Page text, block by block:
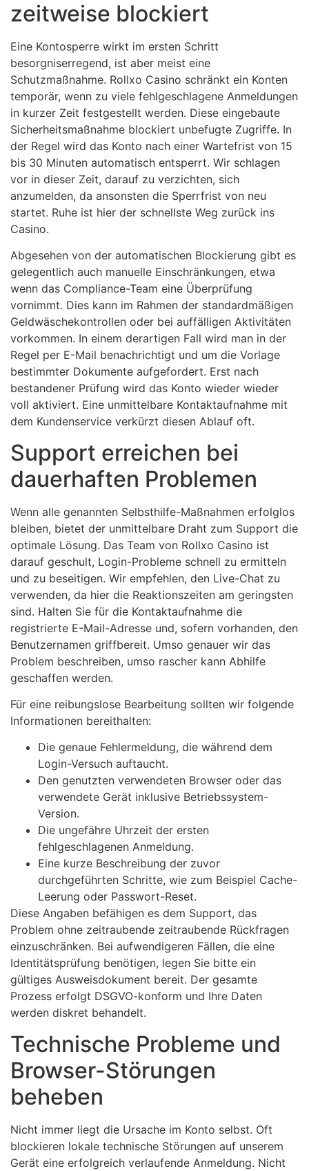
zeitweise blockiert
Eine Kontosperre wirkt im ersten Schritt
besorgniserregend, ist aber meist eine
Schutzmaßnahme. Rollxo Casino schränkt ein Konten
temporär, wenn zu viele fehlgeschlagene Anmeldungen
in kurzer Zeit festgestellt werden. Diese eingebaute
Sicherheitsmaßnahme blockiert unbefugte Zugriffe. In
der Regel wird das Konto nach einer Wartefrist von 15
bis 30 Minuten automatisch entsperrt. Wir schlagen
vor in dieser Zeit, darauf zu verzichten, sich
anzumelden, da ansonsten die Sperrfrist von neu
startet. Ruhe ist hier der schnellste Weg zurück ins
Casino.
Abgesehen von der automatischen Blockierung gibt es
gelegentlich auch manuelle Einschränkungen, etwa
wenn das Compliance-Team eine Überprüfung
vornimmt. Dies kann im Rahmen der standardmäßigen
Geldwäschekontrollen oder bei auffälligen Aktivitäten
vorkommen. In einem derartigen Fall wird man in der
Regel per E-Mail benachrichtigt und um die Vorlage
bestimmter Dokumente aufgefordert. Erst nach
bestandener Prüfung wird das Konto wieder wieder
voll aktiviert. Eine unmittelbare Kontaktaufnahme mit
dem Kundenservice verkürzt diesen Ablauf oft.
Support erreichen bei
dauerhaften Problemen
Wenn alle genannten Selbsthilfe-Maßnahmen erfolglos
bleiben, bietet der unmittelbare Draht zum Support die
optimale Lösung. Das Team von Rollxo Casino ist
darauf geschult, Login-Probleme schnell zu ermitteln
und zu beseitigen. Wir empfehlen, den Live-Chat zu
verwenden, da hier die Reaktionszeiten am geringsten
sind. Halten Sie für die Kontaktaufnahme die
registrierte E-Mail-Adresse und, sofern vorhanden, den
Benutzernamen griffbereit. Umso genauer wir das
Problem beschreiben, umso rascher kann Abhilfe
geschaffen werden.
Für eine reibungslose Bearbeitung sollten wir folgende
Informationen bereithalten:
Die genaue Fehlermeldung, die während dem
Login-Versuch auftaucht.
Den genutzten verwendeten Browser oder das
verwendete Gerät inklusive Betriebssystem-
Version.
Die ungefähre Uhrzeit der ersten
fehlgeschlagenen Anmeldung.
Eine kurze Beschreibung der zuvor
durchgeführten Schritte, wie zum Beispiel Cache-
Leerung oder Passwort-Reset.
Diese Angaben befähigen es dem Support, das
Problem ohne zeitraubende zeitraubende Rückfragen
einzuschränken. Bei aufwendigeren Fällen, die eine
Identitätsprüfung benötigen, legen Sie bitte ein
gültiges Ausweisdokument bereit. Der gesamte
Prozess erfolgt DSGVO-konform und Ihre Daten
werden diskret behandelt.
Technische Probleme und
Browser-Störungen
beheben
Nicht immer liegt die Ursache im Konto selbst. Oft
blockieren lokale technische Störungen auf unserem
Gerät eine erfolgreich verlaufende Anmeldung. Nicht